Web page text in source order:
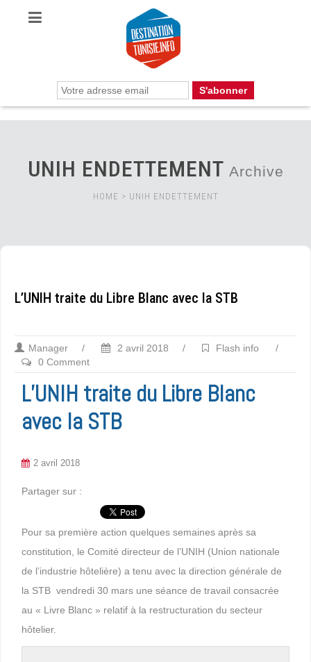
UNIH ENDETTEMENT Archive
HOME > UNIH ENDETTEMENT
L’UNIH traite du Libre Blanc avec la STB
Manager / 2 avril 2018 / Flash info
/
0 Comment
L’UNIH traite du Libre Blanc
avec la STB
2 avril 2018
Partager sur :
Pour sa première action quelques semaines après sa
constitution, le Comité directeur de l’UNIH (Union nationale
de l’industrie hôtelière) a tenu avec la direction générale de
la STB vendredi 30 mars une séance de travail consacrée
au « Livre Blanc » relatif à la restructuration du secteur
hôtelier.